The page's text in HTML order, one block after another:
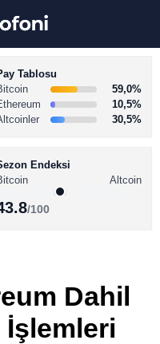
Youtube
TikTok
Tablosu
59,0%
10,5%
30,5%
Endeksi
Altcoin
/100
Dahil